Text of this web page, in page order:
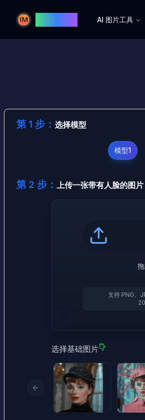
Image AI
AI 图片工具
第 1 步： 选择模型
模型1
第 2 步： 上传一张带有人脸的图片
支持 PNG、
选择基础图片
Previous slide